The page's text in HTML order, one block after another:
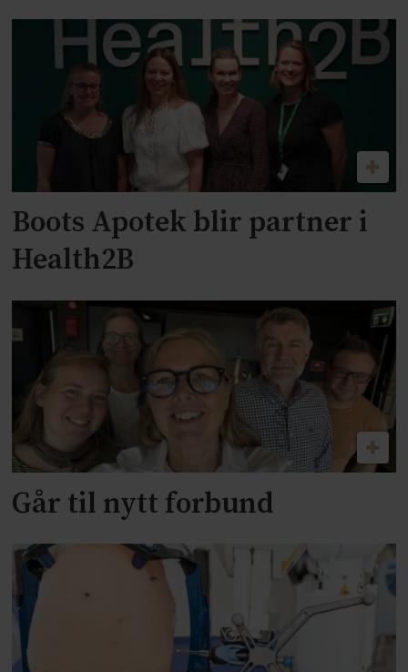
Boots Apotek blir partner i
Health2B
Går til nytt forbund